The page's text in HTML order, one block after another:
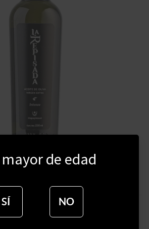
LA REPISADA
250 ML
de edad
SÍ NO